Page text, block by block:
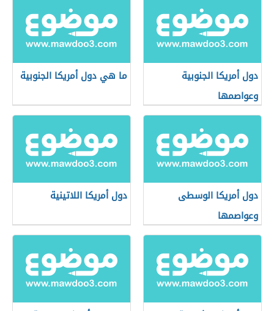
دول أمريكا الجنوبية
وعواصمها
ما هي دول أمريكا الجنوبية
دول أمريكا الوسطى
وعواصمها
دول أمريكا اللاتينية